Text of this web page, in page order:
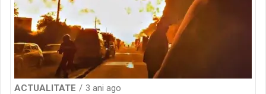
ACTUALITATE
3 ani ago